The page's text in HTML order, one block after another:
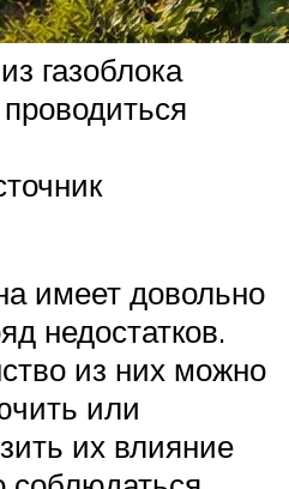
газоблока
имеет довольно
недостатков.
из них можно
или
их влияние